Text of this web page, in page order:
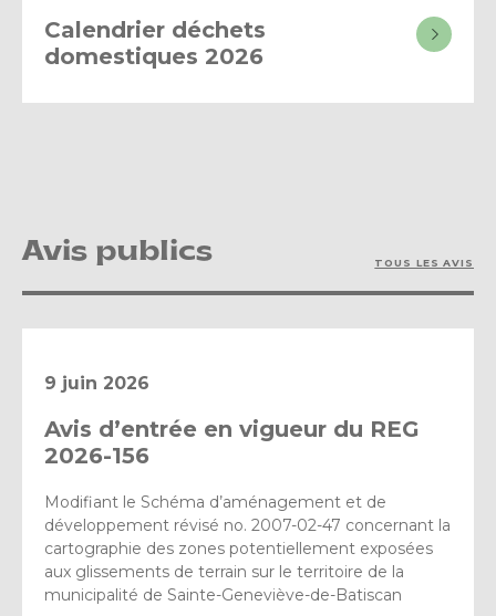
Calendrier déchets
domestiques 2026
Avis publics TOUS LES AVIS
9 juin 2026
Avis d’entrée en vigueur du REG
2026-156
Modifiant le Schéma d’aménagement et de
développement révisé no. 2007-02-47 concernant la
cartographie des zones potentiellement exposées
aux glissements de terrain sur le territoire de la
municipalité de Sainte-Geneviève-de-Batiscan